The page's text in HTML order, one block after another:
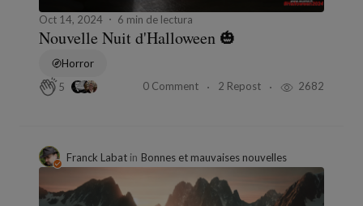
Oct 14, 2024 6 min de lectura
Nouvelle Nuit d'Halloween 🎃
Horror
5
0 Comment 2 Repost 2682
Franck Labat in Bonnes et mauvaises nouvelles